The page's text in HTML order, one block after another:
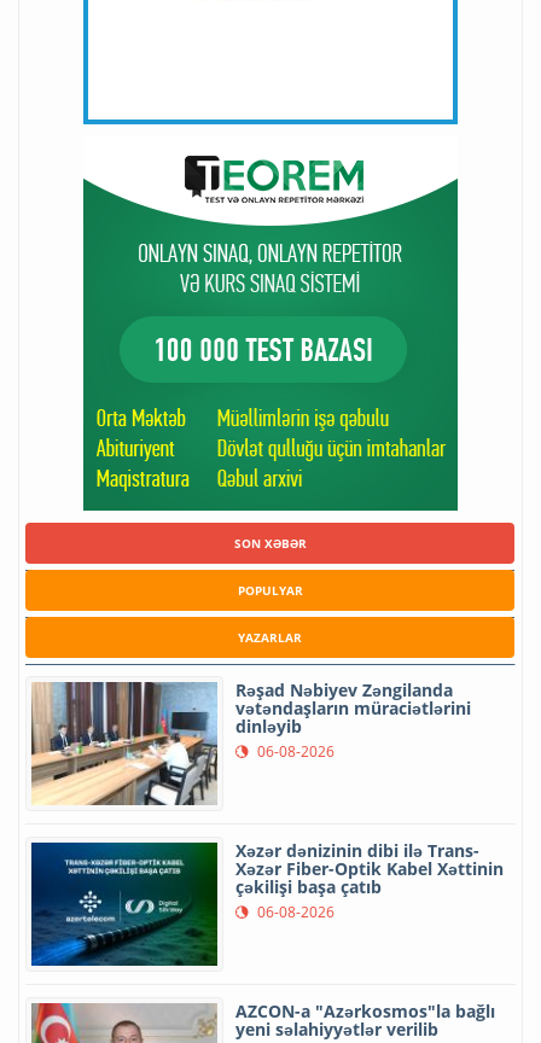
SON XƏBƏR
POPULYAR
YAZARLAR
Rəşad Nəbiyev Zəngilanda
vətəndaşların müraciətlərini
dinləyib
06-08-2026
Xəzər dənizinin dibi ilə Trans-
Xəzər Fiber-Optik Kabel Xəttinin
çəkilişi başa çatıb
06-08-2026
AZCON-a "Azərkosmos"la bağlı
yeni səlahiyyətlər verilib